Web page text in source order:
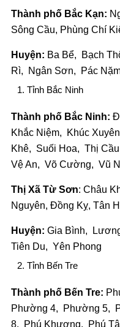
Thành phố Bắc Kạn:
Sông Cầu, Phùng Chí
Huyện: Ba Bể, Bạch
Rì, Ngân Sơn, Pác
Tỉnh Bắc Ninh
Thành phố Bắc Ninh:
Khắc Niệm, Khúc
Khê, Suối Hoa, Thị
Vệ An, Võ Cường, Vũ
Thị Xã Từ Sơn: Châu
Nguyên, Đồng Kỵ, Tân
Huyện: Gia Bình,
Tiên Du, Yên Phong
Tỉnh Bến Tre
Thành phố Bến Tre:
Phường 4, Phường 5,
8, Phú Khương, Phú